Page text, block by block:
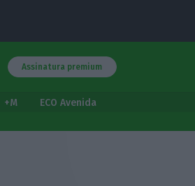
Assinatura premium
+M
ECO Avenida